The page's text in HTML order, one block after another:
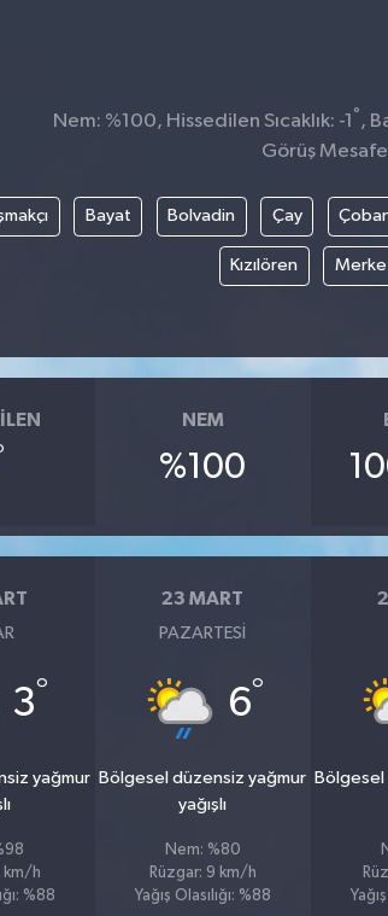
Nem: %100, Hissedilen Sıcaklık: -1 ° ,
Görüş
Bayat Bolvadin Çay
Kızılören
NEM
%100
3°
yağmur
km/h
%88
23 MART
PAZARTESI
6°
Bölgesel düzensiz yağmur
yağışlı
Nem: %80
Rüzgar: 9 km/h
Yağış Olasılığı: %88